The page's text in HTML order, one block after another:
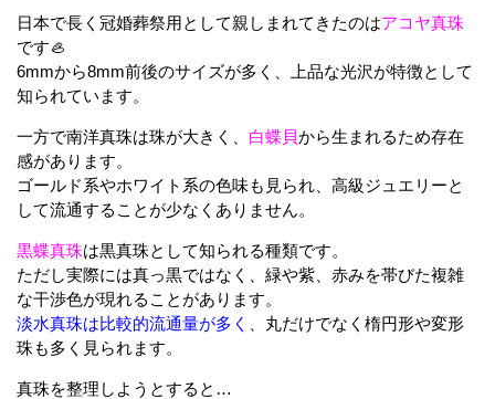
日本で長く冠婚葬祭用として親しまれてきたのはアコヤ真珠
です🦪
6mmから8mm前後のサイズが多く、上品な光沢が特徴として
知られています。
一方で南洋真珠は珠が大きく、 白蝶貝から生まれるため存在
感があります。
ゴールド系やホワイト系の色味も見られ、高級ジュエリーと
して流通することが少なくありません。
黒蝶真珠は黒真珠として知られる種類です。
ただし実際には真っ黒ではなく、緑や紫、赤みを帯びた複雑
な干渉色が現れることがあります。
淡水真珠は比較的流通量が多く
、丸だけでなく楕円形や変形
珠も多く見られます。
真珠を整理しようとすると…